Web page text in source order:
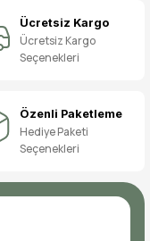
Ücretsiz Kargo
Ücretsiz Kargo
Seçenekleri
Özenli Paketleme
Hediye Paketi
Seçenekleri